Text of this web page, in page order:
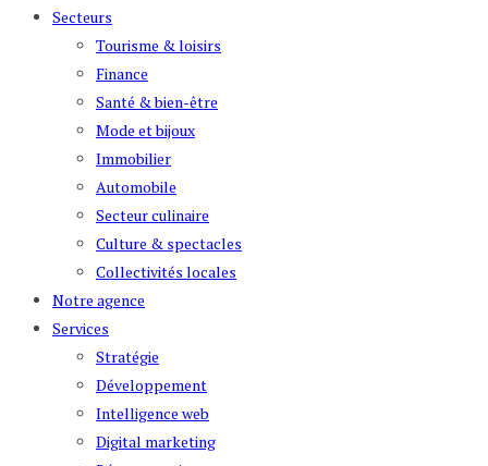
Secteurs
Tourisme & loisirs
Finance
Santé & bien-être
Mode et bijoux
Immobilier
Automobile
Secteur culinaire
Culture & spectacles
Collectivités locales
Notre agence
Services
Stratégie
Développement
Intelligence web
Digital marketing